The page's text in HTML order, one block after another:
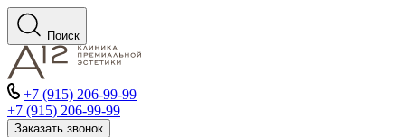
Поиск
+7 (915) 206-99-99
+7 (915) 206-99-99
Заказать звонок